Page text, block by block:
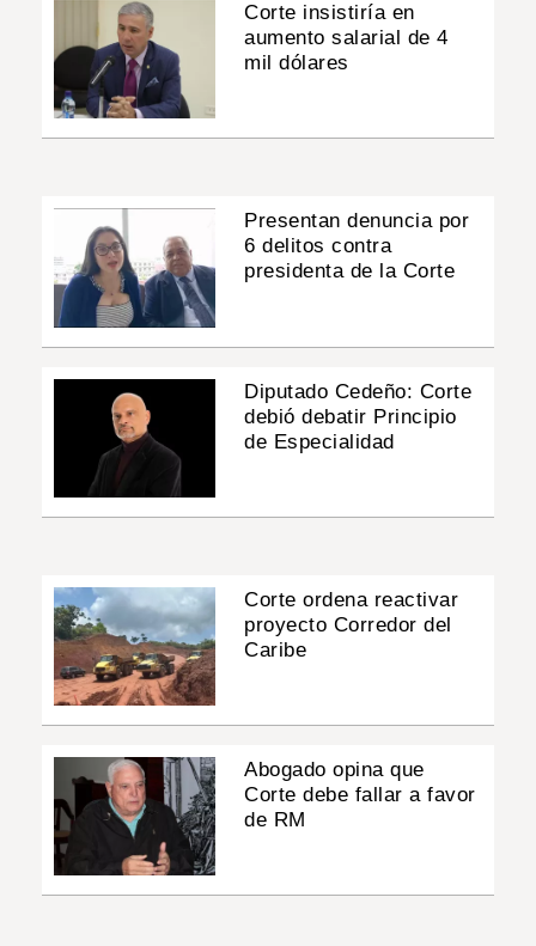
Corte insistiría en
aumento salarial de 4
mil dólares
Presentan denuncia por
6 delitos contra
presidenta de la Corte
Diputado Cedeño: Corte
debió debatir Principio
de Especialidad
Corte ordena reactivar
proyecto Corredor del
Caribe
Abogado opina que
Corte debe fallar a favor
de RM